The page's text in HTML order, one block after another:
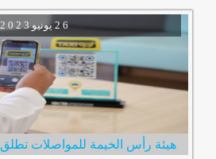
2 0 2 3 يونيو2 6